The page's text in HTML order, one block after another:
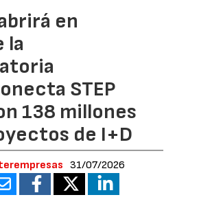
en
la
STEP
138 millones
de I+D
31/07/2026